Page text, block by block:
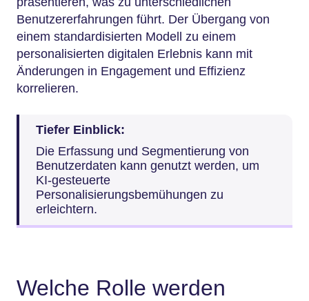
Benutzererfahrungen führt. Der Übergang von
einem standardisierten Modell zu einem
personalisierten digitalen Erlebnis kann mit
Änderungen in Engagement und Effizienz
korrelieren.
Tiefer Einblick:
Die Erfassung und Segmentierung von
Benutzerdaten kann genutzt werden, um
KI-gesteuerte
Personalisierungsbemühungen zu
erleichtern.
Welche Rolle werden